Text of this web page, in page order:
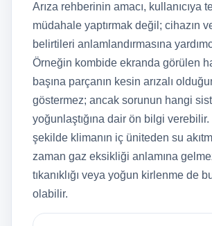
Arıza rehberinin amacı, kullanıcıya
müdahale yaptırmak değil; cihazın
belirtileri anlamlandırmasına
Örneğin kombide ekranda görülen
başına parçanın kesin arızalı
göstermez; ancak sorunun hangi
yoğunlaştığına dair ön bilgi
şekilde klimanın iç üniteden su
zaman gaz eksikliği anlamına
tıkanıklığı veya yoğun kirlenme de
olabilir.